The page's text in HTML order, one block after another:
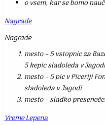
o vsem, kar se bomo
Nagrade
Nagrade
mesto – 5 vstopnic za
5 kepic sladoleda v Jagodi
mesto – 5 pic v Piceriji
sladoleda v Jagodi
mesto – sladko
Vreme Lepena